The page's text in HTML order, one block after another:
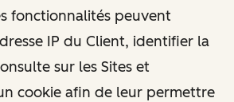
fonctionnalités peuvent
IP du Client, identifier la
sur les Sites et
cookie afin de leur permettre